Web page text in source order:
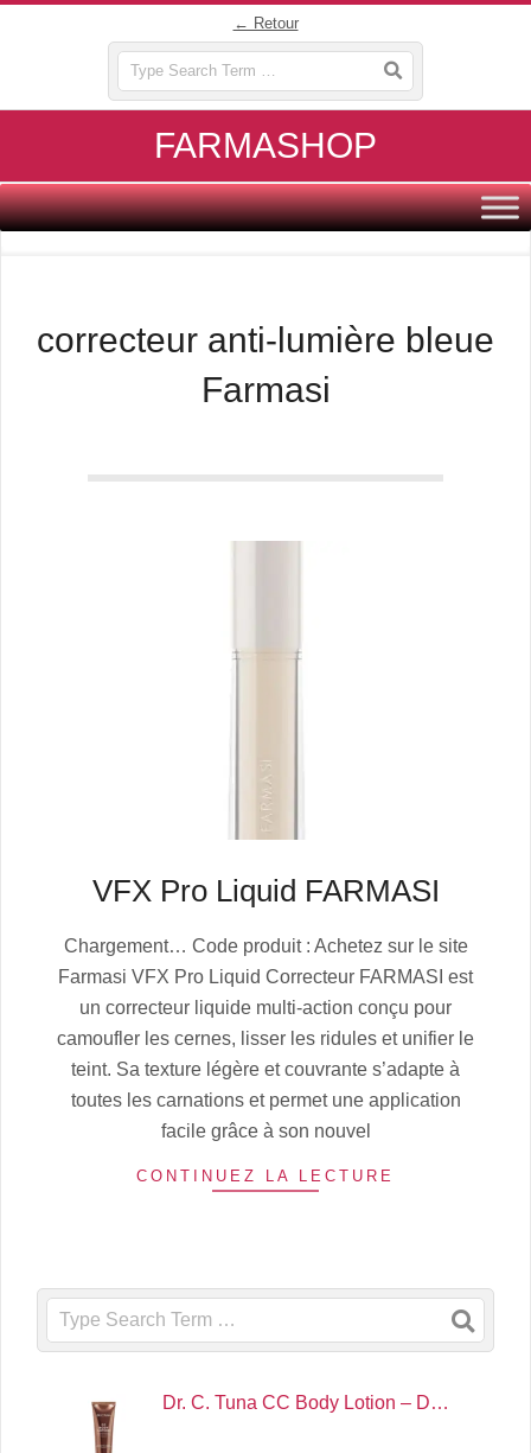
← Retour
FARMASHOP
Primary
Navigation
correcteur anti-lumière bleue
Farmasi
VFX Pro Liquid FARMASI
07-
04
Chargement… Code produit : Achetez sur le site
Farmasi VFX Pro Liquid Correcteur FARMASI est
un correcteur liquide multi-action conçu pour
camoufler les cernes, lisser les ridules et unifier le
teint. Sa texture légère et couvrante s’adapte à
toutes les carnations et permet une application
facile grâce à son nouvel
CONTINUEZ LA LECTURE
Search
Dr. C. Tuna CC Body Lotion – D…